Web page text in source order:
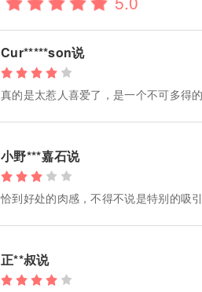
Cur*****son说
真的是太惹人喜爱了，是一个不可多得
小野***嘉石说
恰到好处的肉感，不得不说是特别的吸
正**叔说